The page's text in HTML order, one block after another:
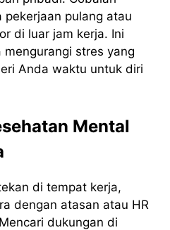
pulang atau
di luar jam kerja. Ini
stres yang
Anda waktu untuk diri
Mental
di tempat kerja,
dengan atasan atau HR
dukungan di